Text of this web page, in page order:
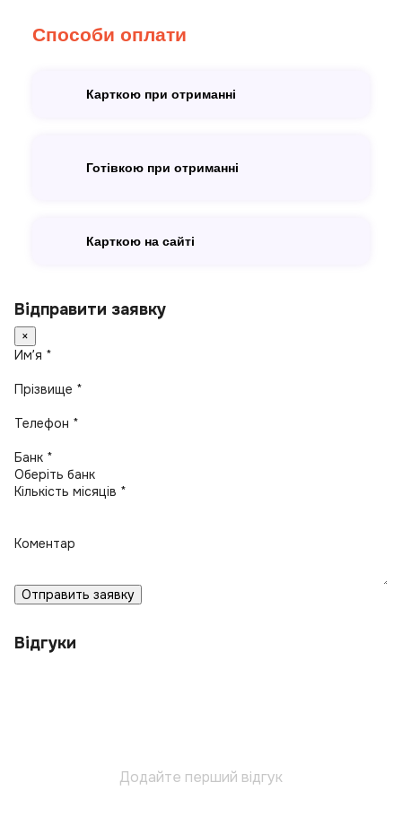
Способи оплати
Карткою при отриманні
Готівкою при отриманні
Карткою на сайті
Відправити заявку
×
Имʼя *
Прізвище *
Телефон *
Банк *
Кількість місяців *
Коментар
Отправить заявку
Відгуки
Додайте перший відгук